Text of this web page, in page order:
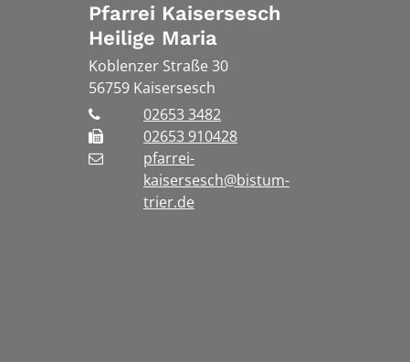
Pfarrei Kaisersesch
Heilige Maria
Koblenzer Straße 30
56759 Kaisersesch
02653 3482
02653 910428
pfarrei-
kaisersesch@bistum-
trier.de